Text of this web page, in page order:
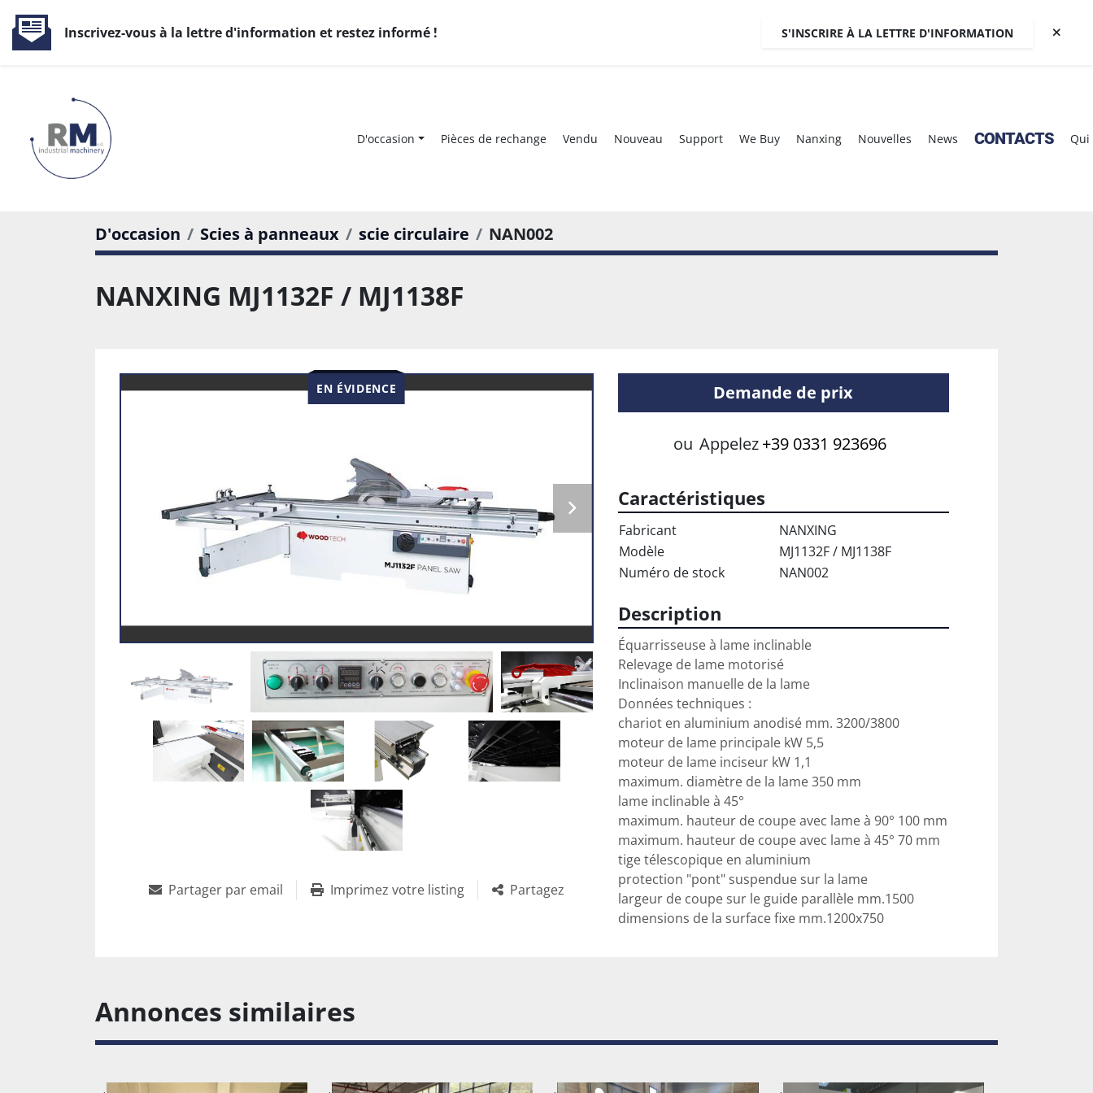
Inscrivez-vous à la lettre d'information et restez informé ! S'INSCRIRE À LA LETTRE D'INFORMATION
D'occasion Pièces de rechange Vendu Nouveau Support We Buy Nanxing Nouvelles News CONTACTS
D'occasion Scies à panneaux scie circulaire NAN002
NANXING MJ1132F / MJ1138F
Demande de prix
ou Appelez+39 0331 923696
EN ÉVIDENCE
Partager par email Imprimez votre listing Partagez
Caractéristiques
Fabricant
NANXING
Modèle
MJ1132F / MJ1138F
Numéro de stock
NAN002
Description
Équarrisseuse à lame inclinable
Relevage de lame motorisé
Inclinaison manuelle de la lame
Données techniques :
chariot en aluminium anodisé mm. 3200/3800
moteur de lame principale kW 5,5
moteur de lame inciseur kW 1,1
maximum. diamètre de la lame 350 mm
lame inclinable à 45°
maximum. hauteur de coupe avec lame à 90° 100 mm
maximum. hauteur de coupe avec lame à 45° 70 mm
tige télescopique en aluminium
protection "pont" suspendue sur la lame
largeur de coupe sur le guide parallèle mm.1500
dimensions de la surface fixe mm.1200x750
Annonces similaires